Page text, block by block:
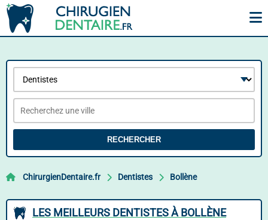
RECHERCHER
ChirurgienDentaire.fr Dentistes Bollène
LES MEILLEURS DENTISTES À BOLLÈNE